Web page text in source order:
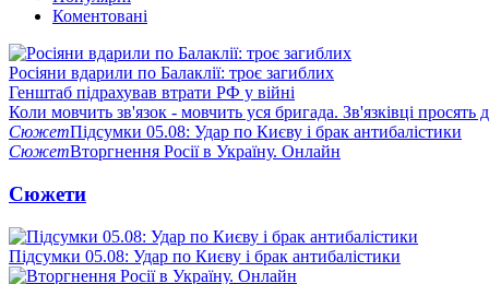
Коментовані
Росіяни вдарили по Балаклії: троє загиблих
Генштаб підрахував втрати РФ у війні
Коли мовчить зв'язок - мовчить уся бригада. Зв'язківці просять
СюжетПідсумки 05.08: Удар по Києву і брак антибалістики
СюжетВторгнення Росії в Україну. Онлайн
Сюжети
Підсумки 05.08: Удар по Києву і брак антибалістики